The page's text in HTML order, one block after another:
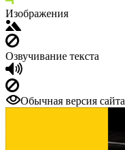
Изображения
Озвучивание текста
Обычная версия сайта